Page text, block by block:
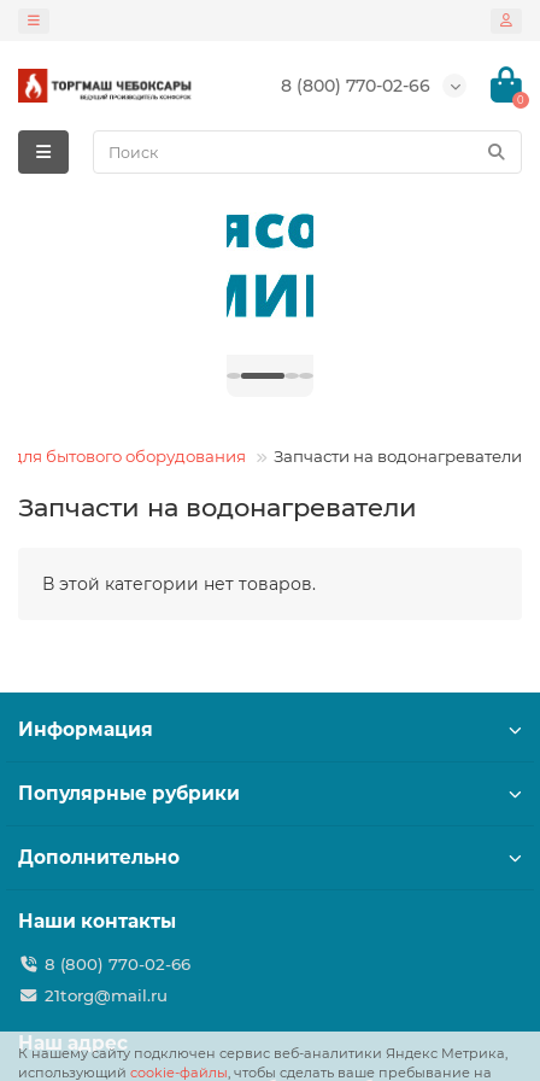
8 (800) 770-02-66
0
для бытового оборудования Запчасти на водонагреватели
Запчасти на водонагреватели
В этой категории нет товаров.
К нашему сайту подключен сервис веб-аналитики Яндекс Метрика,
использующий cookie-файлы, чтобы сделать ваше пребывание на
Информация
Популярные рубрики
Дополнительно
Наши контакты
8 (800) 770-02-66
21torg@mail.ru
Наш адрес